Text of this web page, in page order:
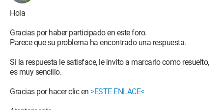
Hola
Gracias por haber participado en este foro.
Parece que su problema ha encontrado una respuesta.
Si la respuesta le satisface, le invito a marcarlo como resuelto,
es muy sencillo.
Gracias por hacer clic en >ESTE ENLACE<